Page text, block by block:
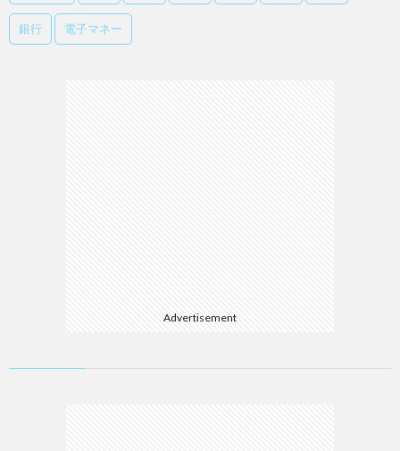
銀行 電子マネー
Advertisement